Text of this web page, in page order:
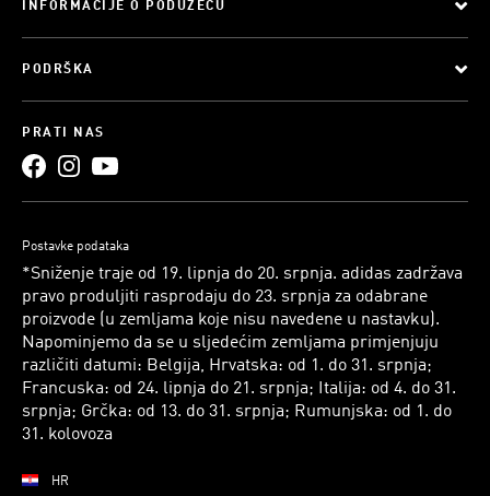
INFORMACIJE O PODUZEĆU
PODRŠKA
PRATI NAS
Postavke podataka
*Sniženje traje od 19. lipnja do 20. srpnja. adidas zadržava
pravo produljiti rasprodaju do 23. srpnja za odabrane
proizvode (u zemljama koje nisu navedene u nastavku).
Napominjemo da se u sljedećim zemljama primjenjuju
različiti datumi: Belgija, Hrvatska: od 1. do 31. srpnja;
Francuska: od 24. lipnja do 21. srpnja; Italija: od 4. do 31.
srpnja; Grčka: od 13. do 31. srpnja; Rumunjska: od 1. do
31. kolovoza
HR